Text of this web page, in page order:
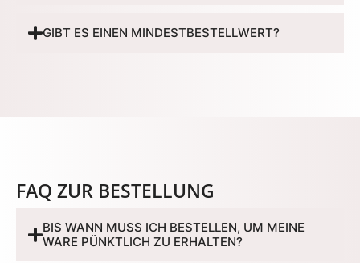
GIBT ES EINEN MINDESTBESTELLWERT?
FAQ ZUR BESTELLUNG
BIS WANN MUSS ICH BESTELLEN, UM MEINE
WARE PÜNKTLICH ZU ERHALTEN?